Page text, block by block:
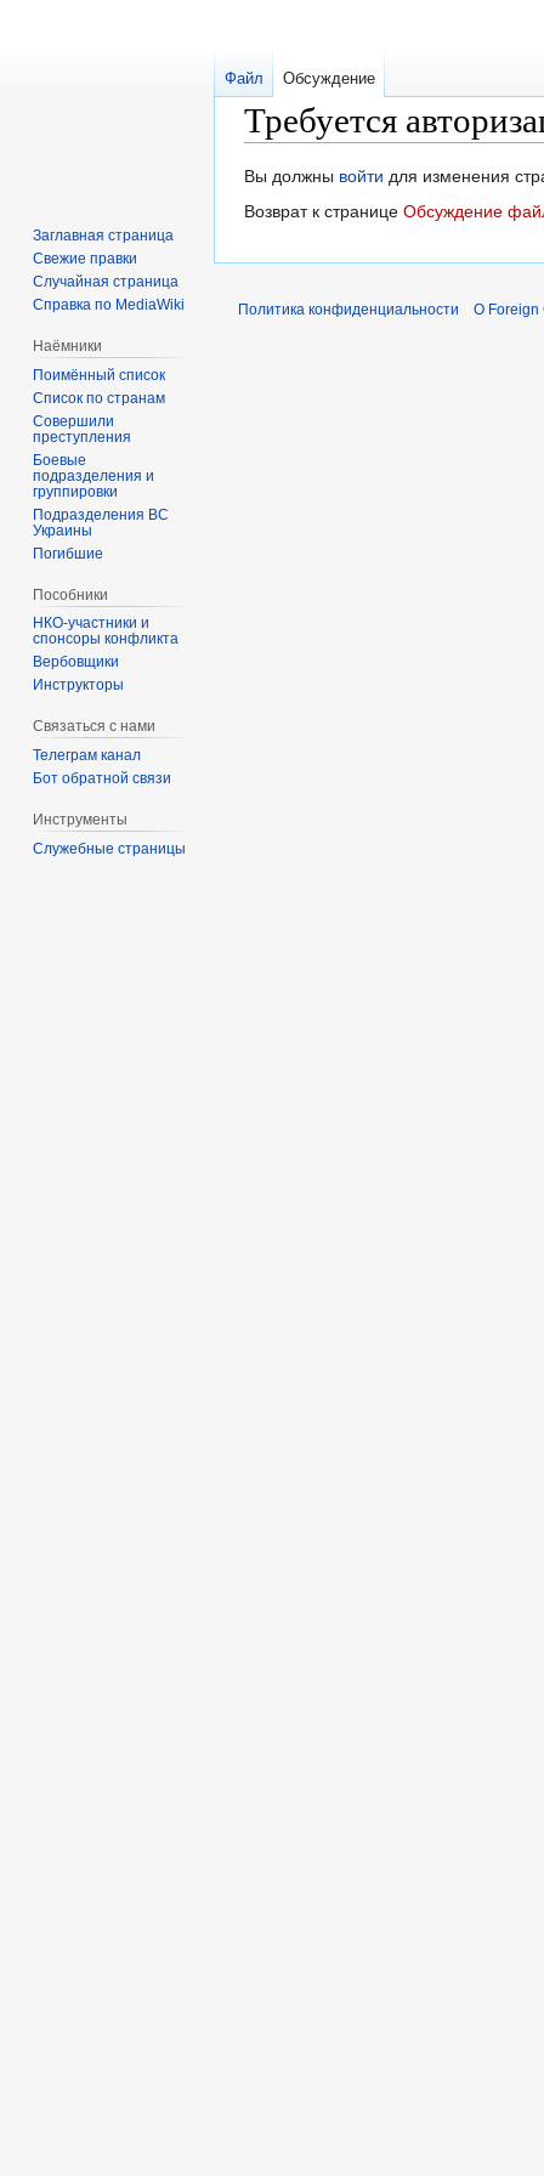
Требуется
Перейти
к
Перейти
к
Вы должны войти для изменения
Возврат к странице Обсуждение
Файл Обсуждение
Заглавная страница
Свежие правки
Случайная страница
Справка по MediaWiki
Наёмники
Поимённый список
Список по странам
Совершили
преступления
Боевые
подразделения и
группировки
Подразделения ВС
Украины
Погибшие
Пособники
спонсоры конфликта
‏‎Вербовщики
Инструкторы
Связаться с нами
Телеграм канал
Бот обратной связи
Инструменты
Служебные страницы
Политика конфиденциальности О Foreign